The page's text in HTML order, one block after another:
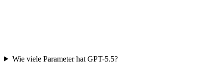
Wie viele Parameter hat GPT-5.5?